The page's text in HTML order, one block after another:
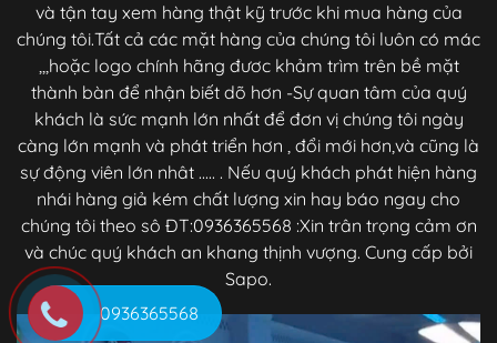
và tận tay xem hàng thật kỹ trước khi mua hàng của
chúng tôi.Tất cả các mặt hàng của chúng tôi luôn có mác
,,,hoặc logo chính hãng đươc khảm trìm trên bề mặt
thành bàn để nhận biết dõ hơn -Sự quan tâm của quý
khách là sức mạnh lớn nhất để đơn vị chúng tôi ngày
càng lớn mạnh và phát triển hơn , đổi mới hơn,và cũng là
sự động viên lớn nhât ..... . Nếu quý khách phát hiện hàng
nhái hàng giả kém chất lượng xin hay báo ngay cho
chúng tôi theo sô ĐT:0936365568 :Xin trân trọng cảm ơn
và chúc quý khách an khang thịnh vượng. Cung cấp bởi
Sapo.
0936365568